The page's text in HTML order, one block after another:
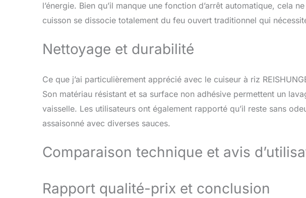
l’énergie. Bien qu’il manque une fonction d’arrêt automatique, cela
cuisson se dissocie totalement du feu ouvert traditionnel qui
Nettoyage et durabilité
Ce que j’ai particulièrement apprécié avec le cuiseur à riz
Son matériau résistant et sa surface non adhésive permettent un
vaisselle. Les utilisateurs ont également rapporté qu’il reste sans
assaisonné avec diverses sauces.
Comparaison technique et avis
Rapport qualité-prix et conclusion